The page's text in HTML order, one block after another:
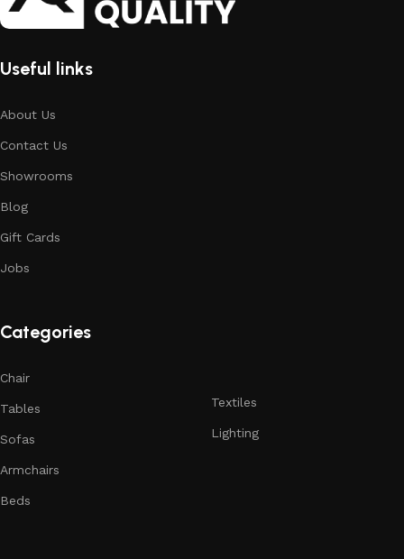
Useful links
About Us
Contact Us
Showrooms
Blog
Gift Cards
Jobs
Categories
Chair
Tables
Sofas
Armchairs
Beds
Textiles
Lighting